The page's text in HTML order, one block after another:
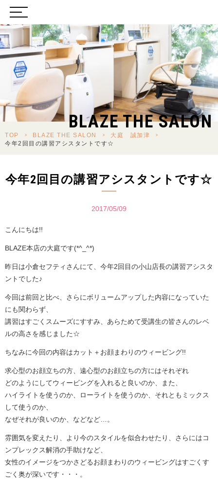
BLAZE THE SALON
TOP > BLAZE THE SALON > 大庭 誠加津
>
今年2回目の講習アシスタントです☆
今年2回目の講習アシスタントです☆
2017/05/09
こんにちは!!
BLAZE本店の大庭です(*^_^*)
昨日は小倉セフティさんにて、今年2回目の小山店長の講習アシスタ
ントでした♪
今回は前回と比べ、さらにボリュームアップした内容になっていた
にも関わらず、
講習はすごくスムーズにすすみ、あらためて受講生の皆さんのレベ
ルの高さを感じました☆
ちなみに今回の内容はカット＋お顔まわりのウィービング!!
求心型のお顔立ちの方、遠心型のお顔立ちの方にはそれぞれ
どのようにしてウィービングを入れると良いのか、また、
ハイライトを使うのか、ローライトを使うのか、それともミックス
して使うのか、
なぜそれが良いのか、などなど…。
雰囲気を変えたり、より今のスタイルを似合わせたり、さらにはコ
ンプレックス解消の手助けなど、
女性のイメージをつかさどるお顔まわりのウィービングはすごくす
ごく奥が深いです・・・。